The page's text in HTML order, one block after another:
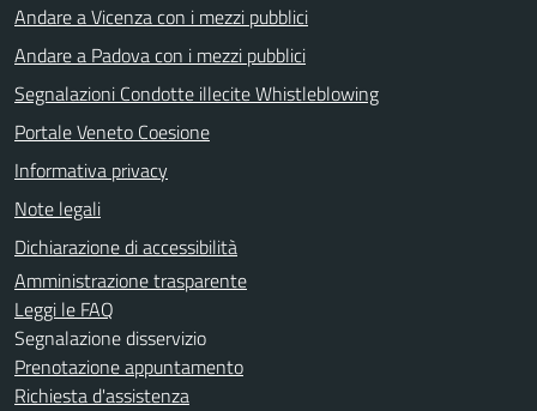
Andare a Vicenza con i mezzi pubblici
Andare a Padova con i mezzi pubblici
Segnalazioni Condotte illecite Whistleblowing
Portale Veneto Coesione
Informativa privacy
Note legali
Dichiarazione di accessibilità
Amministrazione trasparente
Leggi le FAQ
Segnalazione disservizio
Prenotazione appuntamento
Richiesta d'assistenza